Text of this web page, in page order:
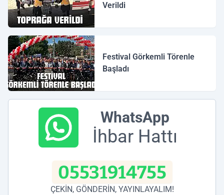
Verildi
Festival Görkemli Törenle
Başladı
WhatsApp
İhbar Hattı
05531914755
ÇEKİN, GÖNDERİN, YAYINLAYALIM!